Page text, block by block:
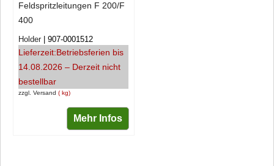
Feldspritzleitungen F 200/F
400
zzgl. Versand kg
Holder 907-0001512
Lieferzeit:Betriebsferien bis
14.08.2026 – Derzeit nicht
bestellbar
Mehr Infos